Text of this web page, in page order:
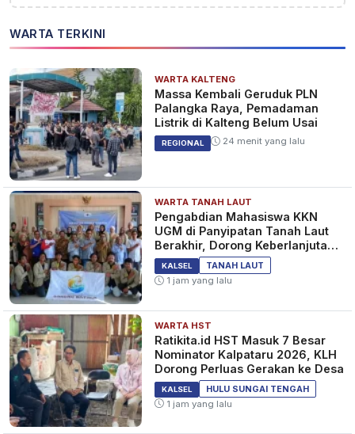
WARTA TERKINI
WARTA KALTENG
Massa Kembali Geruduk PLN
Palangka Raya, Pemadaman
Listrik di Kalteng Belum Usai
REGIONAL 24 menit yang lalu
WARTA TANAH LAUT
Pengabdian Mahasiswa KKN
UGM di Panyipatan Tanah Laut
Berakhir, Dorong Keberlanjutan
Program Masyarakat
KALSEL
TANAH LAUT
1 jam yang lalu
WARTA HST
Ratikita.id HST Masuk 7 Besar
Nominator Kalpataru 2026, KLH
Dorong Perluas Gerakan ke Desa
KALSEL
HULU SUNGAI TENGAH
1 jam yang lalu